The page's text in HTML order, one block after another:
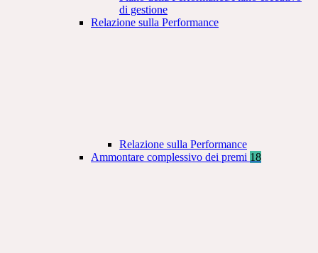
di gestione
Relazione sulla Performance
Relazione sulla Performance
Ammontare complessivo dei premi 18